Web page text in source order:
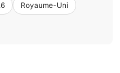
Royaume-Uni